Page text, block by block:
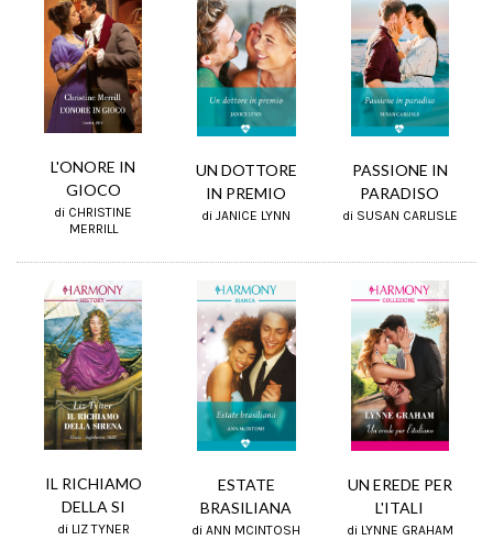
L'ONORE IN
GIOCO
di CHRISTINE
MERRILL
UN DOTTORE
IN PREMIO
di JANICE LYNN
PASSIONE IN
PARADISO
di SUSAN CARLISLE
IL RICHIAMO
DELLA SI
di LIZ TYNER
ESTATE
BRASILIANA
di ANN MCINTOSH
UN EREDE PER
L'ITALI
di LYNNE GRAHAM